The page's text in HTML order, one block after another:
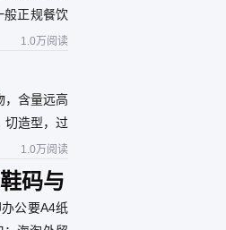
般正规餐饮
证。
1.0万阅读
，含量远高
切造型，过
1.0万阅读
码与
公要A4纸